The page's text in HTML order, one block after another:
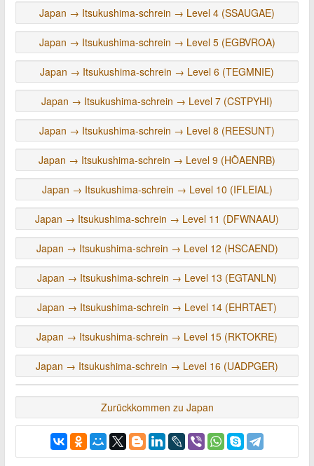
Japan → Itsukushima-schrein → Level 4 (SSAUGAE)
Japan → Itsukushima-schrein → Level 5 (EGBVROA)
Japan → Itsukushima-schrein → Level 6 (TEGMNIE)
Japan → Itsukushima-schrein → Level 7 (CSTPYHI)
Japan → Itsukushima-schrein → Level 8 (REESUNT)
Japan → Itsukushima-schrein → Level 9 (HÖAENRB)
Japan → Itsukushima-schrein → Level 10 (IFLEIAL)
Japan → Itsukushima-schrein → Level 11 (DFWNAAU)
Japan → Itsukushima-schrein → Level 12 (HSCAEND)
Japan → Itsukushima-schrein → Level 13 (EGTANLN)
Japan → Itsukushima-schrein → Level 14 (EHRTAET)
Japan → Itsukushima-schrein → Level 15 (RKTOKRE)
Japan → Itsukushima-schrein → Level 16 (UADPGER)
Zurückkommen zu Japan